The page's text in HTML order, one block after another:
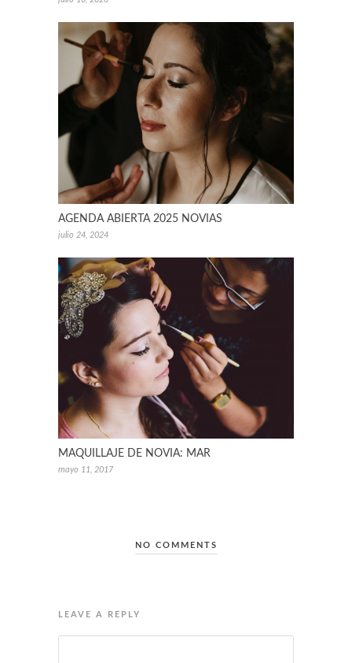
AGENDA ABIERTA 2025 NOVIAS
julio 24, 2024
MAQUILLAJE DE NOVIA: MAR
mayo 11, 2017
NO COMMENTS
LEAVE A REPLY